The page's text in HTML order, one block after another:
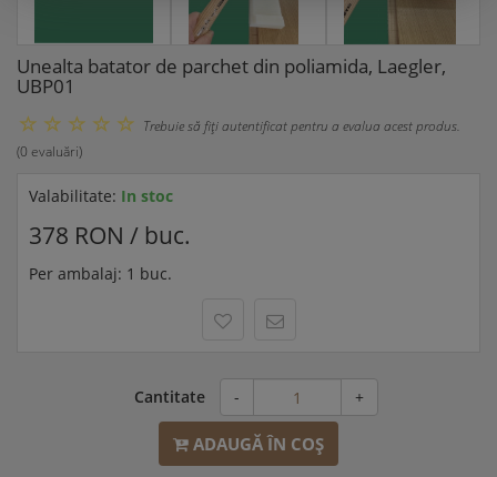
Unealta batator de parchet din poliamida, Laegler,
UBP01
Trebuie să fiţi autentificat pentru a evalua acest produs.
(0 evaluări)
Valabilitate: In stoc
378 RON / buc.
Per ambalaj: 1 buc.
Cantitate - +
ADAUGĂ ÎN COŞ